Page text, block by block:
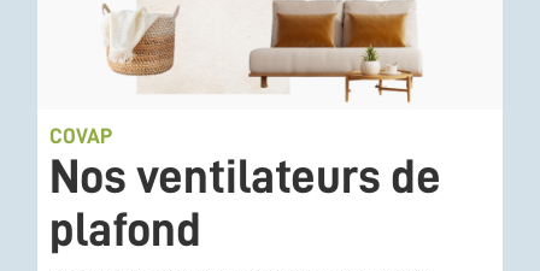
COVAP
Nos ventilateurs de
plafond